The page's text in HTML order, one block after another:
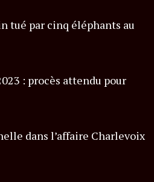
tué par cinq éléphants au
: procès attendu pour
dans l’affaire Charlevoix